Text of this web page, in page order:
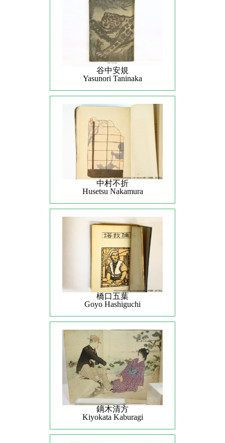
谷中安規
Yasunori Taninaka
中村不折
Husetsu Nakamura
橋口五葉
Goyo Hashiguchi
鏑木清方
Kiyokata Kaburagi